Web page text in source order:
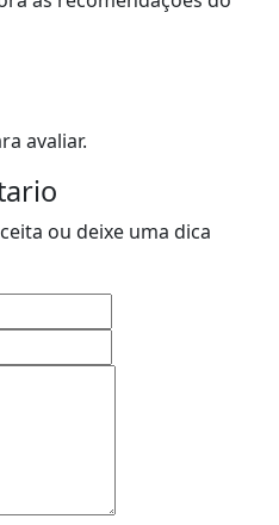
avaliar.
ou deixe uma dica